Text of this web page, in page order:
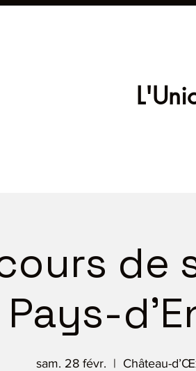
de
Pays-
sam. 28 févr.
  |
Château-